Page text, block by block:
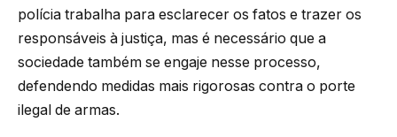
polícia trabalha para esclarecer os fatos e trazer os
responsáveis à justiça, mas é necessário que a
sociedade também se engaje nesse processo,
defendendo medidas mais rigorosas contra o porte
ilegal de armas.